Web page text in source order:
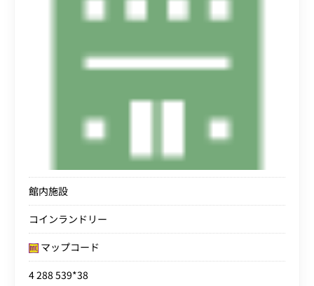
館内施設
コインランドリー
マップコード
4 288 539*38